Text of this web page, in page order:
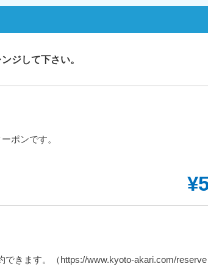
ジして下さい。
ポンです。
きます。（https://www.kyoto-akari.com/reserve